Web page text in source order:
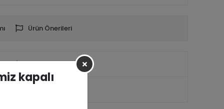
Ürün Önerileri
kapalı